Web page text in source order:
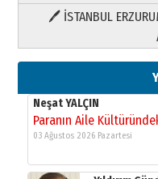
🖊 İSTANBUL
Yusuf POLAT
yazar
11 Mayıs 2026
Neşat YALÇIN
Paranın Aile
03 Ağustos 2026 Pazartesi